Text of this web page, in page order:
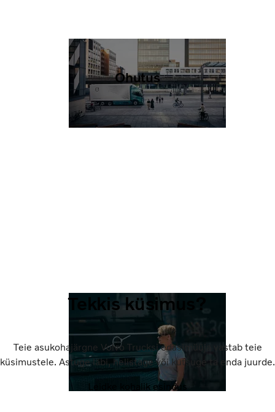
Ohutus
Tekkis küsimus?
Teie asukohajärgne Volvo Trucksi edasimüüja vastab teie
küsimustele. Astuge läbi, helistage või kutsuge ta enda juurde.
Leidke kohalik esindus